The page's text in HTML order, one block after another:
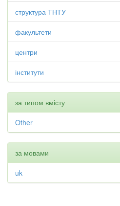
структура ТНТУ
факультети
центри
інститути
за типом вмісту
Other
за мовами
uk